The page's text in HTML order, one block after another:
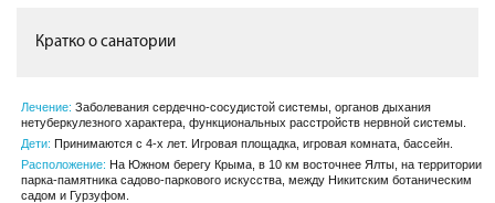
Кратко о санатории
Лечение: Заболевания сердечно-сосудистой системы, органов дыхания
нетуберкулезного характера, функциональных расстройств нервной системы.
Дети: Принимаются с 4-х лет. Игровая площадка, игровая комната, бассейн.
Расположение: На Южном берегу Крыма, в 10 км восточнее Ялты, на территории
парка-памятника садово-паркового искусства, между Никитским ботаническим
садом и Гурзуфом.